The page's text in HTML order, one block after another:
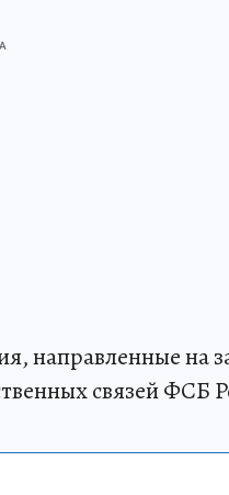
направленные на
связей ФСБ